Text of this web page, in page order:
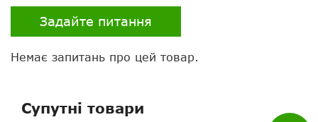
Задайте питання
Немає запитань про цей товар.
Супутні товари